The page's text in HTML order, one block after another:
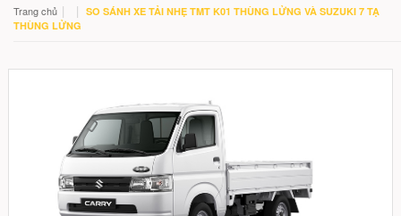
Trang chủ | | SO SÁNH XE TẢI NHẸ TMT K01 THÙNG LỬNG VÀ SUZUKI 7 TẠ
THÙNG LỬNG